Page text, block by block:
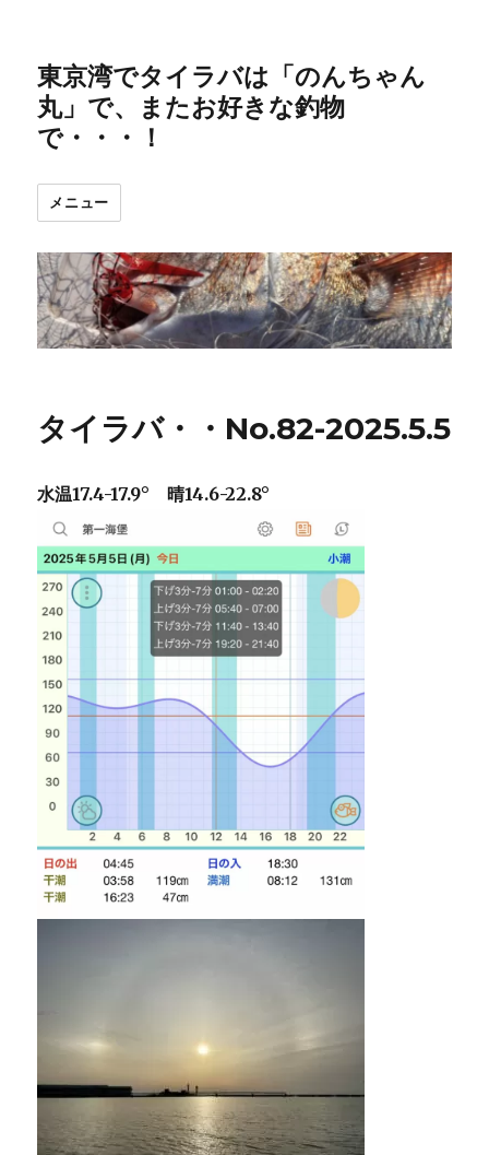
東京湾でタイラバは「のんちゃん
丸」で、またお好きな釣物
で・・・！
メニュー
タイラバ・・No.82-2025.5.5
水温17.4-17.9° 晴14.6-22.8°